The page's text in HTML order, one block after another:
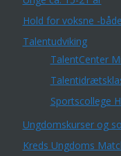
Hold for voksne -
Talentudviking
TalentCenter
Sportscollege
Ungdomskurser og
Kreds Ungdoms